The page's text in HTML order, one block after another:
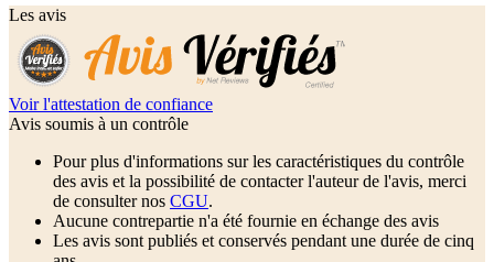
Les avis
Voir l'attestation de confiance
Avis soumis à un contrôle
Pour plus d'informations sur les caractéristiques du contrôle
des avis et la possibilité de contacter l'auteur de l'avis, merci
de consulter nos CGU.
Aucune contrepartie n'a été fournie en échange des avis
Les avis sont publiés et conservés pendant une durée de cinq